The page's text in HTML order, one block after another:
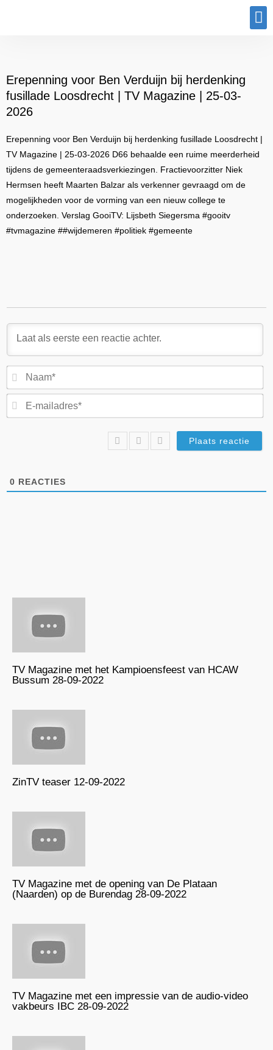
Erepenning voor Ben Verduijn bij herdenking
fusillade Loosdrecht | TV Magazine | 25-03-
2026
Erepenning voor Ben Verduijn bij herdenking fusillade Loosdrecht |
TV Magazine | 25-03-2026 D66 behaalde een ruime meerderheid
tijdens de gemeenteraadsverkiezingen. Fractievoorzitter Niek
Hermsen heeft Maarten Balzar als verkenner gevraagd om de
mogelijkheden voor de vorming van een nieuw college te
onderzoeken. Verslag GooiTV: Lijsbeth Siegersma #gooitv
#tvmagazine ##wijdemeren #politiek #gemeente
0 REACTIES
TV Magazine met het Kampioensfeest van HCAW
Bussum 28-09-2022
ZinTV teaser 12-09-2022
TV Magazine met de opening van De Plataan
(Naarden) op de Burendag 28-09-2022
TV Magazine met een impressie van de audio-video
vakbeurs IBC 28-09-2022